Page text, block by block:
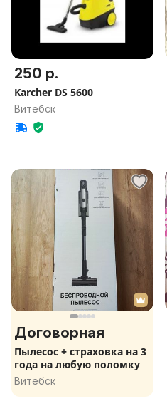
250 р.
Karcher DS 5600
Витебск
Договорная
Пылесос + страховка на 3
года на любую поломку
Витебск